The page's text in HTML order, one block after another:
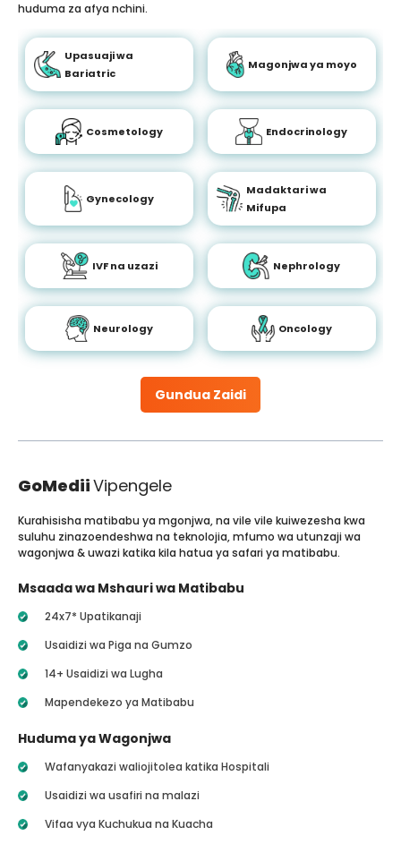
Gundua Zaidi
huduma za afya nchini.
Upasuaji wa
Bariatric
Magonjwa ya moyo
Cosmetology Endocrinology
Gynecology
Madaktari wa
Mifupa
IVF na uzazi Nephrology
Neurology Oncology
GoMediiVipengele
Kurahisisha matibabu ya mgonjwa, na vile vile kuiwezesha kwa
suluhu zinazoendeshwa na teknolojia, mfumo wa utunzaji wa
wagonjwa & uwazi katika kila hatua ya safari ya matibabu.
Msaada wa Mshauri wa Matibabu
24x7* Upatikanaji
Usaidizi wa Piga na Gumzo
14+ Usaidizi wa Lugha
Mapendekezo ya Matibabu
Huduma ya Wagonjwa
Wafanyakazi waliojitolea katika Hospitali
Usaidizi wa usafiri na malazi
Vifaa vya Kuchukua na Kuacha